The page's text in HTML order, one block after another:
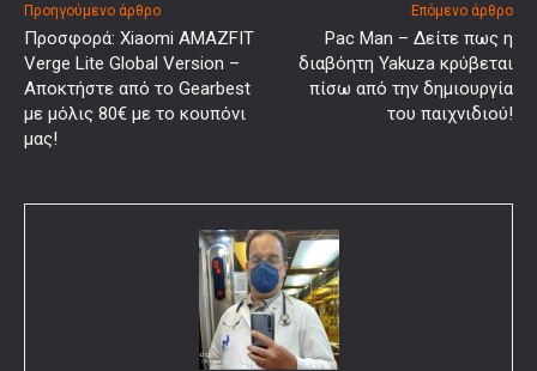
Προηγούμενο άρθρο
Προσφορά: Xiaomi AMAZFIT
Verge Lite Global Version –
Αποκτήστε από το Gearbest
με μόλις 80€ με το κουπόνι
μας!
Επόμενο άρθρο
Pac Man – Δείτε πως η
διαβόητη Yakuza κρύβεται
πίσω από την δημιουργία
του παιχνιδιού!